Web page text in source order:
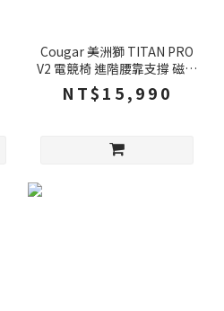
Cougar 美洲獅 TITAN PRO
V2 電競椅 進階腰靠支撐 磁吸
記憶頭枕 4D可調扶手 電腦椅
主管椅 辦公椅
NT$15,990